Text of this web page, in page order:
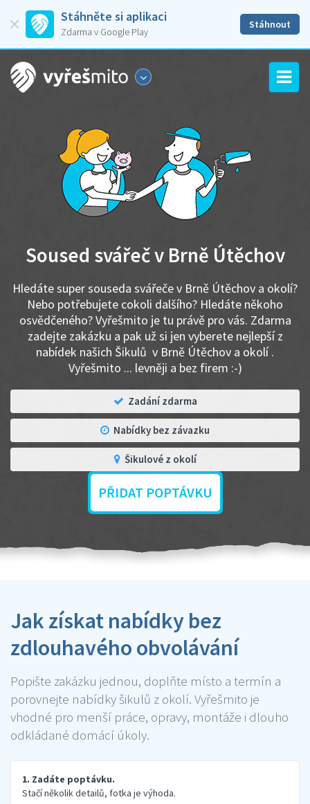
Stáhněte si aplikaci
Zdarma v Google Play
Stáhnout
Soused svářeč v Brně Útěchov
Hledáte super souseda svářeče v Brně Útěchov a okolí?
Nebo potřebujete cokoli dalšího? Hledáte někoho
osvědčeného? Vyřešmito je tu právě pro vás. Zdarma
zadejte zakázku a pak už si jen vyberete nejlepší z
nabídek našich Šikulů v Brně Útěchov a okolí .
Vyřešmito ... levněji a bez firem :-)
Zadání zdarma
Nabídky bez závazku
Šikulové z okolí
PŘIDAT POPTÁVKU
Jak získat nabídky bez
zdlouhavého obvolávání
Popište zakázku jednou, doplňte místo a termín a
porovnejte nabídky šikulů z okolí. Vyřešmito je
vhodné pro menší práce, opravy, montáže i dlouho
odkládané domácí úkoly.
1. Zadáte poptávku.
Stačí několik detailů, fotka je výhoda.